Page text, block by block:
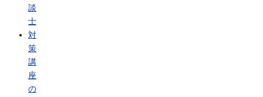
談
士
対
策
講
座
の